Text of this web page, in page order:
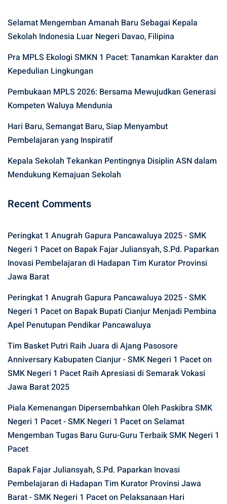
Selamat Mengemban Amanah Baru Sebagai Kepala
Sekolah Indonesia Luar Negeri Davao, Filipina
Pra MPLS Ekologi SMKN 1 Pacet: Tanamkan Karakter dan
Kepedulian Lingkungan
Pembukaan MPLS 2026: Bersama Mewujudkan Generasi
Kompeten Waluya Mendunia
Hari Baru, Semangat Baru, Siap Menyambut
Pembelajaran yang Inspiratif
Kepala Sekolah Tekankan Pentingnya Disiplin ASN dalam
Mendukung Kemajuan Sekolah
Recent Comments
Peringkat 1 Anugrah Gapura Pancawaluya 2025 - SMK
Negeri 1 Paceton Bapak Fajar Juliansyah, S.Pd. Paparkan
Inovasi Pembelajaran di Hadapan Tim Kurator Provinsi
Jawa Barat
Peringkat 1 Anugrah Gapura Pancawaluya 2025 - SMK
Negeri 1 Paceton Bapak Bupati Cianjur Menjadi Pembina
Apel Penutupan Pendikar Pancawaluya
Tim Basket Putri Raih Juara di Ajang Pasosore
Anniversary Kabupaten Cianjur - SMK Negeri 1 Paceton
SMK Negeri 1 Pacet Raih Apresiasi di Semarak Vokasi
Jawa Barat 2025
Piala Kemenangan Dipersembahkan Oleh Paskibra SMK
Negeri 1 Pacet - SMK Negeri 1 Paceton Selamat
Mengemban Tugas Baru Guru-Guru Terbaik SMK Negeri 1
Pacet
Bapak Fajar Juliansyah, S.Pd. Paparkan Inovasi
Pembelajaran di Hadapan Tim Kurator Provinsi Jawa
Barat - SMK Negeri 1 Paceton Pelaksanaan Hari